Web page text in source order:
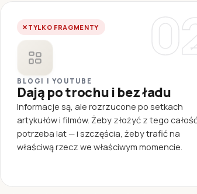
TYLKO FRAGMENTY
BLOGI I YOUTUBE
Dają po trochu i bez ładu
Informacje są, ale rozrzucone po setkach
artykułów i filmów. Żeby złożyć z tego
potrzeba lat — i szczęścia, żeby trafić na
właściwą rzecz we właściwym momencie.